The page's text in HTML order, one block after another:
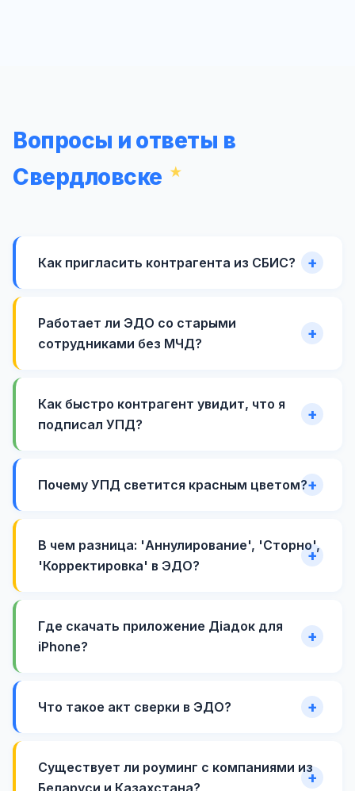
Вопросы и ответы в
Свердловске
Как пригласить контрагента из СБИС?
Работает ли ЭДО со старыми
сотрудниками без МЧД?
Как быстро контрагент увидит, что я
подписал УПД?
Почему УПД светится красным цветом?
В чем разница: 'Аннулирование', 'Сторно',
'Корректировка' в ЭДО?
Где скачать приложение Діадок для
iPhone?
Что такое акт сверки в ЭДО?
Существует ли роуминг с компаниями из